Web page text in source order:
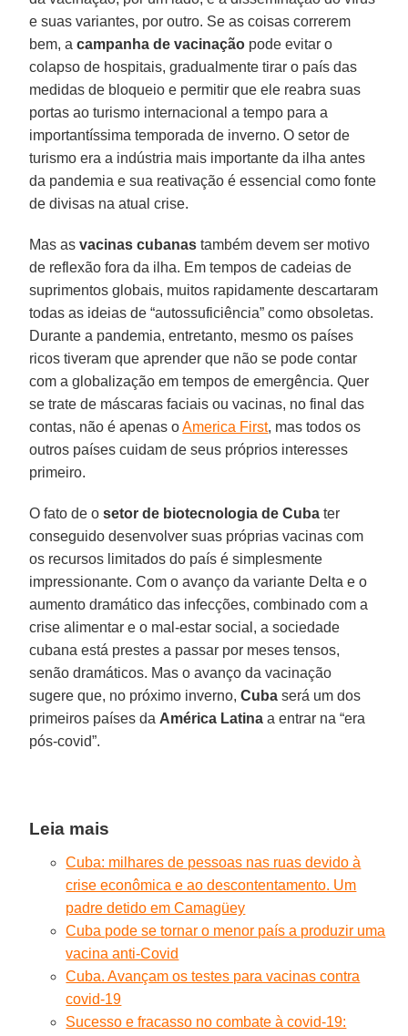
e suas variantes, por outro. Se as coisas correrem
bem, acampanha de vacinação pode evitar o
colapso de hospitais, gradualmente tirar o país das
medidas de bloqueio e permitir que ele reabra suas
portas ao turismo internacional a tempo para a
importantíssima temporada de inverno. O setor de
turismo era a indústria mais importante da ilha antes
da pandemia e sua reativação é essencial como fonte
de divisas na atual crise.
Mas asvacinas cubanas também devem ser motivo
de reflexão fora da ilha. Em tempos de cadeias de
suprimentos globais, muitos rapidamente descartaram
todas as ideias de “autossuficiência” como obsoletas.
Durante a pandemia, entretanto, mesmo os países
ricos tiveram que aprender que não se pode contar
com a globalização em tempos de emergência. Quer
se trate de máscaras faciais ou vacinas, no final das
contas, não é apenas oAmerica First, mas todos os
outros países cuidam de seus próprios interesses
primeiro.
O fato de osetor de biotecnologia de Cuba ter
conseguido desenvolver suas próprias vacinas com
os recursos limitados do país é simplesmente
impressionante. Com o avanço da variante Delta e o
aumento dramático das infecções, combinado com a
crise alimentar e o mal-estar social, a sociedade
cubana está prestes a passar por meses tensos,
senão dramáticos. Mas o avanço da vacinação
sugere que, no próximo inverno,Cuba será um dos
primeiros países da América Latina a entrar na “era
pós-covid”.
Leia mais
Cuba: milhares de pessoas nas ruas devido à
crise econômica e ao descontentamento. Um
padre detido em Camagüey
Cuba pode se tornar o menor país a produzir uma
vacina anti-Covid
Cuba. Avançam os testes para vacinas contra
covid-19
Sucesso e fracasso no combate à covid-19: